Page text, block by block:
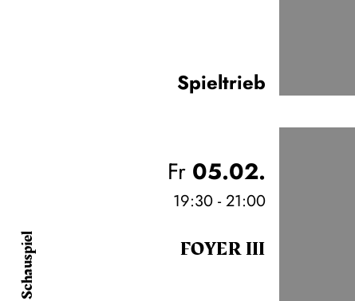
Spieltrieb
Schauspiel
Fr 05.02.
19:30 - 21:00
FOYER III